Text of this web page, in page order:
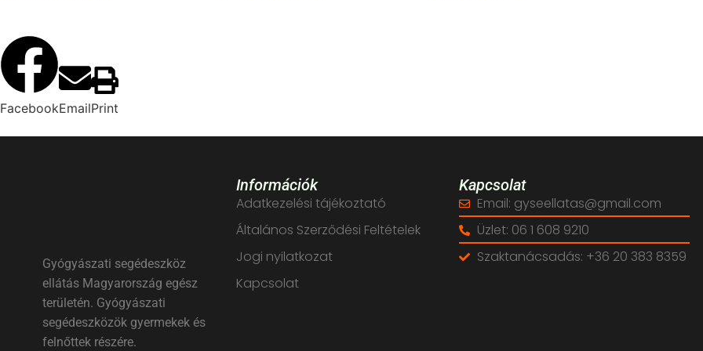
FacebookEmailPrint
Gyógyászati segédeszköz
ellátás Magyarország egész
területén. Gyógyászati
segédeszközök gyermekek és
felnőttek részére.
Információk
Adatkezelési tájékoztató
Általános Szerződési Feltételek
Jogi nyilatkozat
Kapcsolat
Kapcsolat
Email: gyseellatas@gmail.com
Üzlet: 06 1 608 9210
Szaktanácsadás: +36 20 383 8359